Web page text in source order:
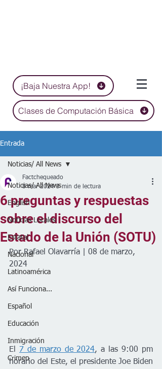
¡Baja Nuestra App!
Clases de Computación Básica
Entrada
Noticias/ All News
English
Noticias Locales
Estatal
Nacional
Latinoamérica
Así Funciona...
Español
Educación
Inmigración
Crimen
Noticias/ All News
6 preguntas y respuestas
sobre el discurso del
Estado de la Unión (SOTU)
Factchequeado
8 mar 2024 3 min de lectura
Por Rafael Olavarría | 08 de marzo,
2024
El 7 de marzo de 2024, a las 9:00 pm
horario del Este, el presidente Joe Biden